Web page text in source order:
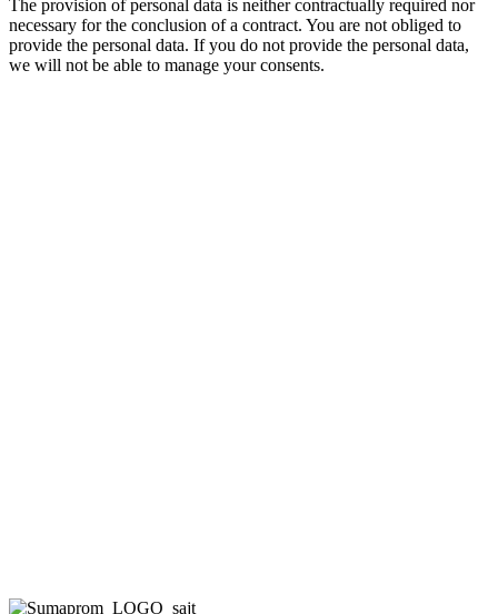
The provision of personal data is neither contractually required nor
necessary for the conclusion of a contract. You are not obliged to
provide the personal data. If you do not provide the personal data,
we will not be able to manage your consents.